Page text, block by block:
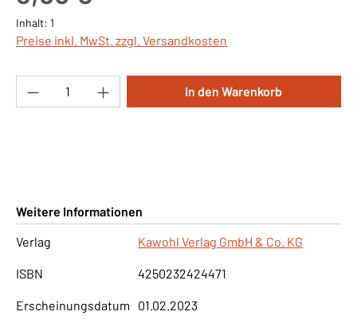
Inhalt: 1
Preise inkl. MwSt. zzgl. Versandkosten
Produkt Anzahl: Gib den gewünschten
In den Warenkorb
Weitere Informationen
Verlag
Kawohl Verlag GmbH & Co. KG
ISBN 4250232424471
Erscheinungsdatum 01.02.2023